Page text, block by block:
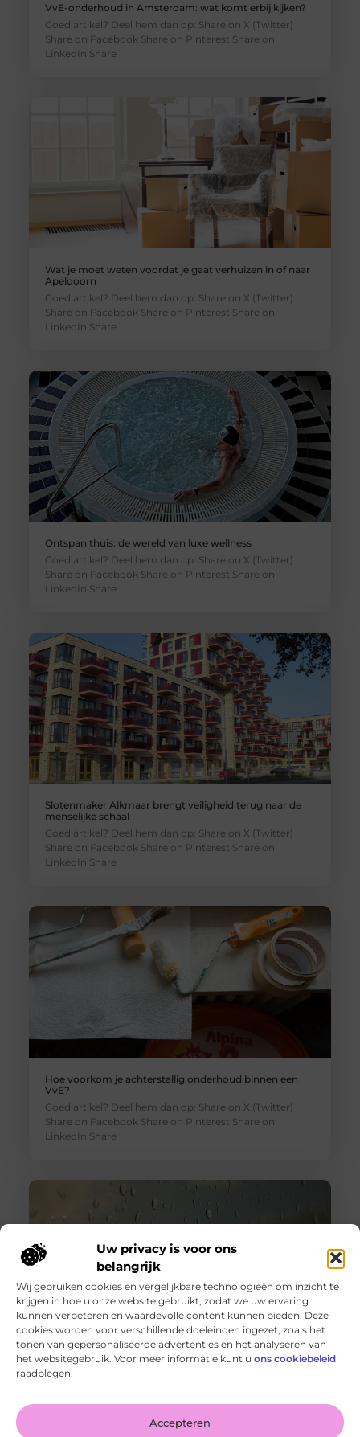
Uw privacy is voor ons
belangrijk
Wij gebruiken cookies en vergelijkbare technologieën om inzicht te
krijgen in hoe u onze website gebruikt, zodat we uw ervaring
kunnen verbeteren en waardevolle content kunnen bieden. Deze
cookies worden voor verschillende doeleinden ingezet, zoals het
tonen van gepersonaliseerde advertenties en het analyseren van
het websitegebruik. Voor meer informatie kunt u ons cookiebeleid
raadplegen.
Accepteren
VvE-onderhoud in Amsterdam: wat komt erbij kijken?
Goed artikel? Deel hem dan op: Share on X (Twitter)
Share on Facebook Share on Pinterest Share on
LinkedIn Share
Wat je moet weten voordat je gaat verhuizen in of naar
Apeldoorn
Goed artikel? Deel hem dan op: Share on X (Twitter)
Share on Facebook Share on Pinterest Share on
LinkedIn Share
Ontspan thuis: de wereld van luxe wellness
Goed artikel? Deel hem dan op: Share on X (Twitter)
Share on Facebook Share on Pinterest Share on
LinkedIn Share
Slotenmaker Alkmaar brengt veiligheid terug naar de
menselijke schaal
Goed artikel? Deel hem dan op: Share on X (Twitter)
Share on Facebook Share on Pinterest Share on
LinkedIn Share
Hoe voorkom je achterstallig onderhoud binnen een
VvE?
Goed artikel? Deel hem dan op: Share on X (Twitter)
Share on Facebook Share on Pinterest Share on
LinkedIn Share
Wanneer schakel je een glaszetter in en wat kun je van
hem verwachten?
Goed artikel? Deel hem dan op: Share on X (Twitter)